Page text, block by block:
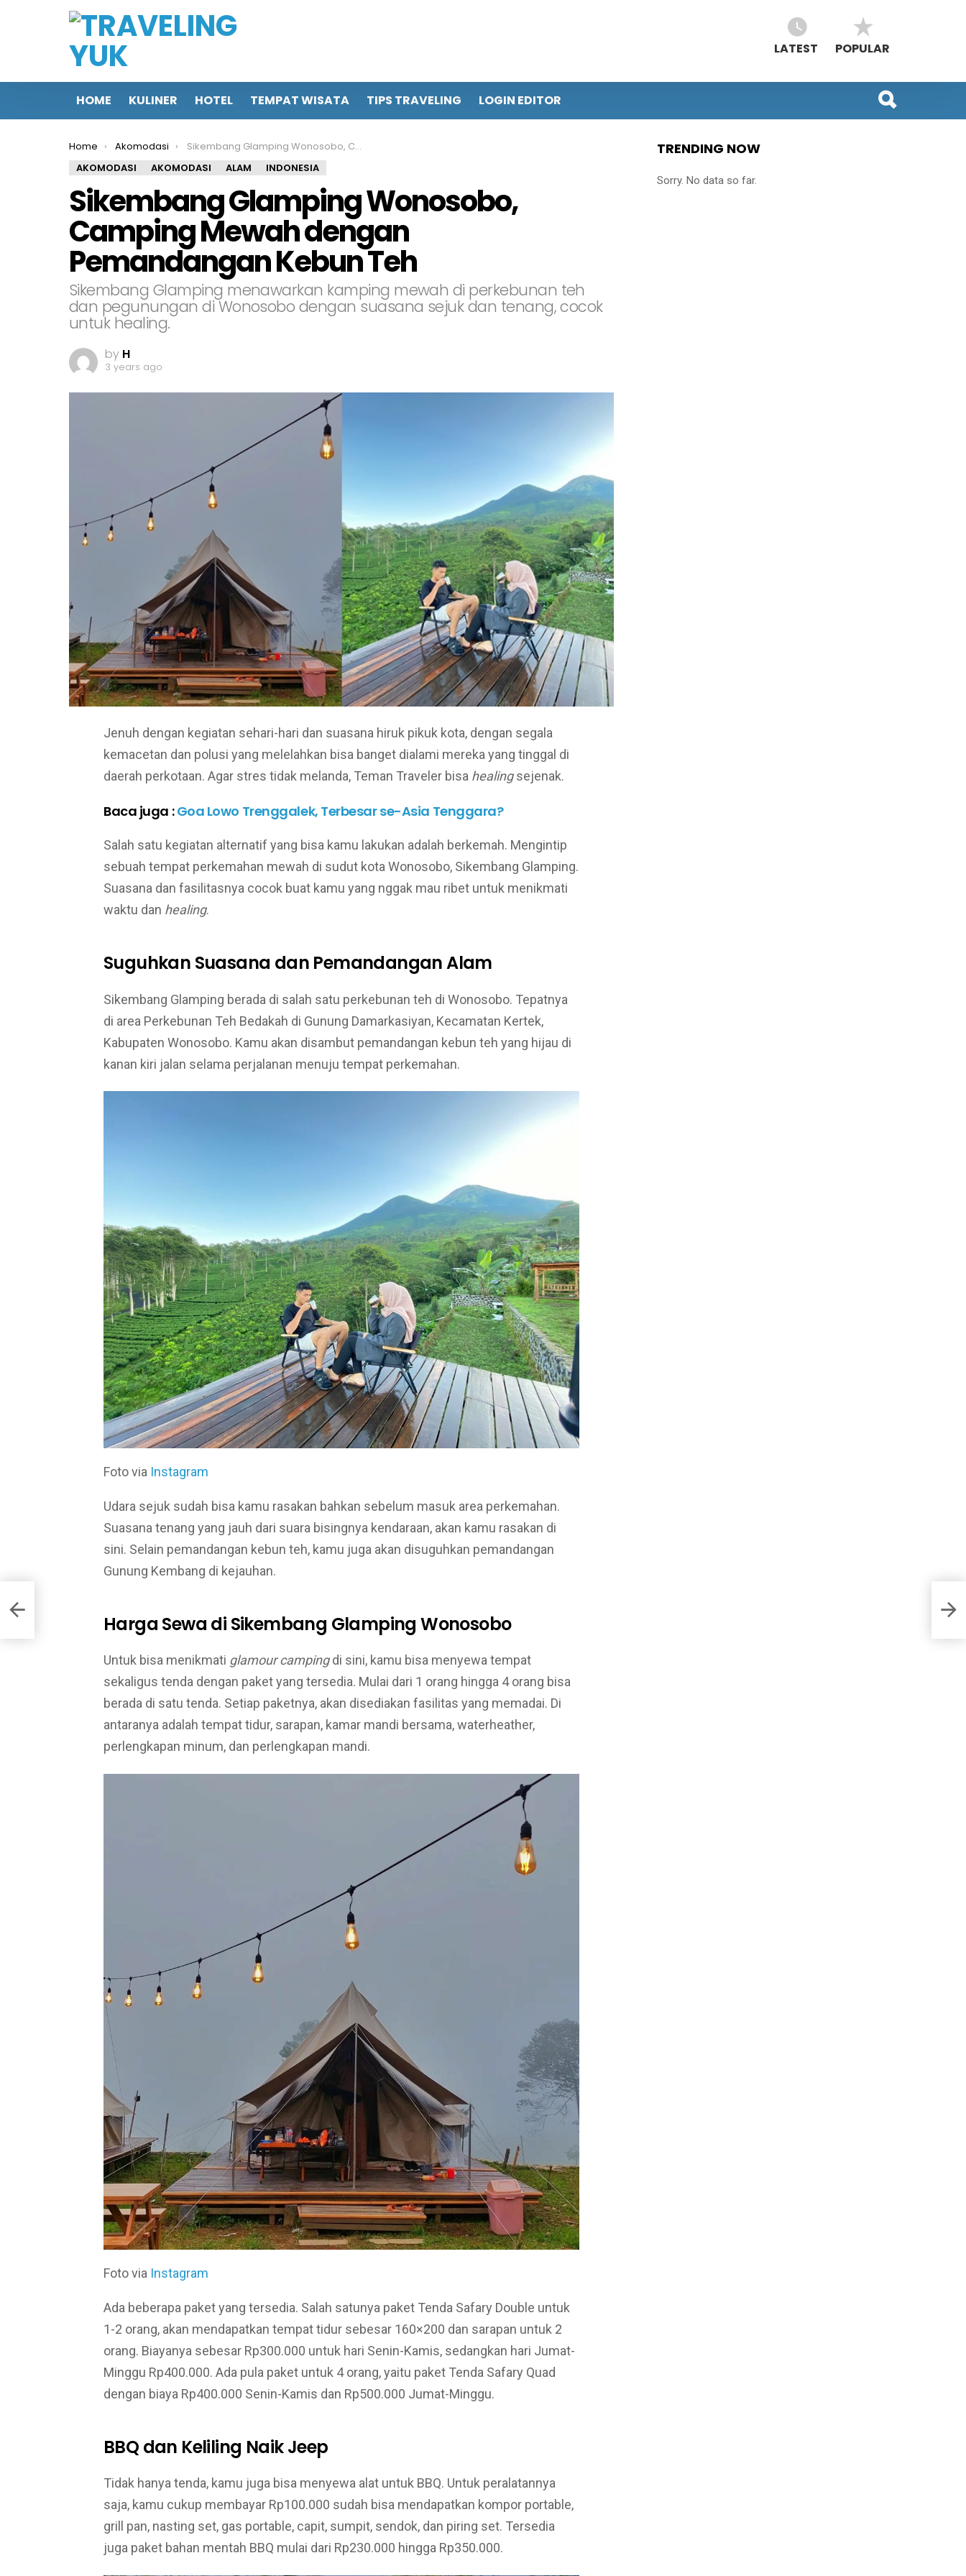
LATEST POPULAR
HOME KULINER HOTEL TEMPAT WISATA TIPS TRAVELING LOGIN EDITOR
You are here:
Home Akomodasi
Sikembang Glamping Wonosobo, Camping Mewah dengan Pemandangan Kebun Teh
AKOMODASI
AKOMODASI ALAM INDONESIA
Sikembang Glamping Wonosobo,
Camping Mewah dengan
Pemandangan Kebun Teh
Sikembang Glamping menawarkan kamping mewah di perkebunan teh
dan pegunungan di Wonosobo dengan suasana sejuk dan tenang, cocok
untuk healing.
by H
3 years ago
Jenuh dengan kegiatan sehari-hari dan suasana hiruk pikuk kota, dengan segala
kemacetan dan polusi yang melelahkan bisa banget dialami mereka yang tinggal di
daerah perkotaan. Agar stres tidak melanda, Teman Traveler bisa healingsejenak.
Baca juga :Goa Lowo Trenggalek, Terbesar se-Asia Tenggara?
Salah satu kegiatan alternatif yang bisa kamu lakukan adalah berkemah. Mengintip
sebuah tempat perkemahan mewah di sudut kota Wonosobo, Sikembang Glamping.
Suasana dan fasilitasnya cocok buat kamu yang nggak mau ribet untuk menikmati
waktu dan healing.
Suguhkan Suasana dan Pemandangan Alam
Sikembang Glamping berada di salah satu perkebunan teh di Wonosobo. Tepatnya
di area Perkebunan Teh Bedakah di Gunung Damarkasiyan, Kecamatan Kertek,
Kabupaten Wonosobo. Kamu akan disambut pemandangan kebun teh yang hijau di
kanan kiri jalan selama perjalanan menuju tempat perkemahan.
Foto via Instagram
Udara sejuk sudah bisa kamu rasakan bahkan sebelum masuk area perkemahan.
Suasana tenang yang jauh dari suara bisingnya kendaraan, akan kamu rasakan di
sini. Selain pemandangan kebun teh, kamu juga akan disuguhkan pemandangan
Gunung Kembang di kejauhan.
Harga Sewa di Sikembang Glamping Wonosobo
Untuk bisa menikmati glamour campingdi sini, kamu bisa menyewa tempat
sekaligus tenda dengan paket yang tersedia. Mulai dari 1 orang hingga 4 orang bisa
berada di satu tenda. Setiap paketnya, akan disediakan fasilitas yang memadai. Di
antaranya adalah tempat tidur, sarapan, kamar mandi bersama, waterheather,
perlengkapan minum, dan perlengkapan mandi.
Foto via Instagram
Ada beberapa paket yang tersedia. Salah satunya paket Tenda Safary Double untuk
1-2 orang, akan mendapatkan tempat tidur sebesar 160×200 dan sarapan untuk 2
orang. Biayanya sebesar Rp300.000 untuk hari Senin-Kamis, sedangkan hari Jumat-
Minggu Rp400.000. Ada pula paket untuk 4 orang, yaitu paket Tenda Safary Quad
dengan biaya Rp400.000 Senin-Kamis dan Rp500.000 Jumat-Minggu.
BBQ dan Keliling Naik Jeep
Tidak hanya tenda, kamu juga bisa menyewa alat untuk BBQ. Untuk peralatannya
saja, kamu cukup membayar Rp100.000 sudah bisa mendapatkan kompor portable,
grill pan, nasting set, gas portable, capit, sumpit, sendok, dan piring set. Tersedia
juga paket bahan mentah BBQ mulai dari Rp230.000 hingga Rp350.000.
TRENDING NOW
Sorry. No data so far.